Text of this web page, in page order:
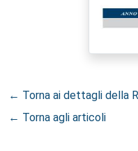
← Torna ai dettagli della
← Torna agli articoli